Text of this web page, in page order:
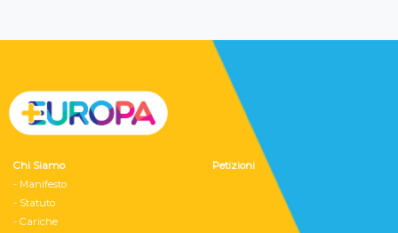
Chi Siamo
- Manifesto
- Statuto
- Cariche
Petizioni